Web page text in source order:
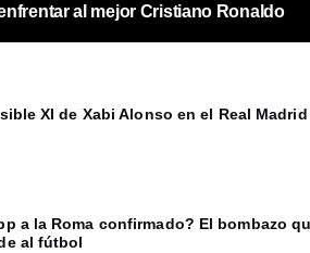
al mejor Cristiano Ronaldo
XI de Xabi Alonso en el Real Madrid
a la Roma confirmado? El bombazo
al fútbol